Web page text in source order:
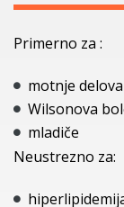
Primerno za :
motnje
Wilsonova
mladiče
Neustrezno za: